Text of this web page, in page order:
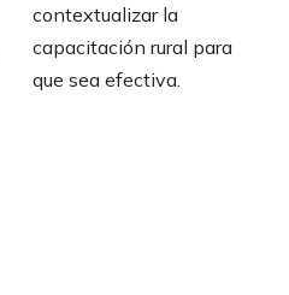
contextualizar la
capacitación rural para
que sea efectiva.